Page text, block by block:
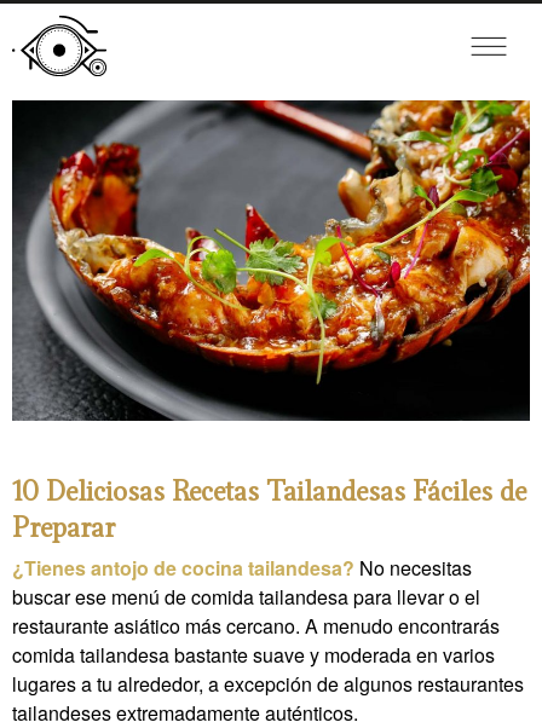
10 Deliciosas Recetas Tailandesas Fáciles de
Preparar
¿Tienes antojo de cocina tailandesa? No necesitas
buscar ese menú de comida tailandesa para llevar o el
restaurante asiático más cercano. A menudo encontrarás
comida tailandesa bastante suave y moderada en varios
lugares a tu alrededor, a excepción de algunos restaurantes
tailandeses extremadamente auténticos.